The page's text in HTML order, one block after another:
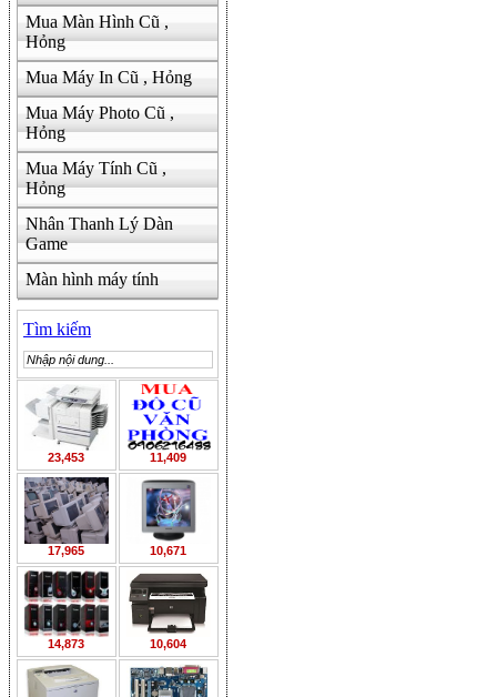
Mua Màn Hình Cũ ,
Hỏng
Mua Máy In Cũ , Hỏng
Mua Máy Photo Cũ ,
Hỏng
Mua Máy Tính Cũ ,
Hỏng
Nhân Thanh Lý Dàn
Game
Màn hình máy tính
Tìm kiếm
23,453 11,409
17,965 10,671
14,873 10,604